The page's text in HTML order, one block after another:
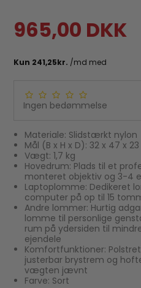
965,00 DKK
Ingen bedømmelse
Materiale: Slidstærkt nylon
Mål (B x H x D): 32 x 47 x
Vægt: 1,7 kg
Hovedrum: Plads til et
monteret objektiv og 3-4
Laptoplomme: Dedikeret
computer på op til 15
Andre lommer: Hurtig
lomme til personlige
rum på ydersiden til
ejendele
Komfortfunktioner:
justerbar brystrem og
vægten jævnt
Farve: Sort